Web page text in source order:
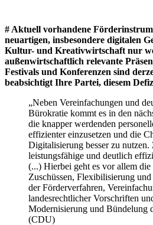
# Aktuell vorhandene
neuartigen, insbesondere digitalen
Kultur- und Kreativwirtschaft nur
außenwirtschaftlich relevante
Festivals und Konferenzen sind
beabsichtigt Ihre Partei, diesem
„Neben Vereinfachungen und
Bürokratie kommt es in den
die knapper werdenden
effizienter einzusetzen und die
Digitalisierung besser zu nutzen.
leistungsfähige und deutlich
(...) Hierbei geht es vor allem die
Zuschüssen, Flexibilisierung
der Förderverfahren,
landesrechtlicher Vorschriften
Modernisierung und Bündelung
(CDU)